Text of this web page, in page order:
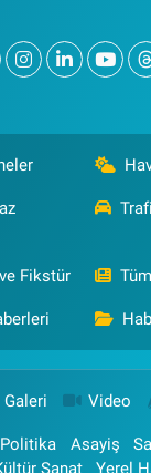
Fikstür
Video
Politika Asayiş
Sanat Yerel